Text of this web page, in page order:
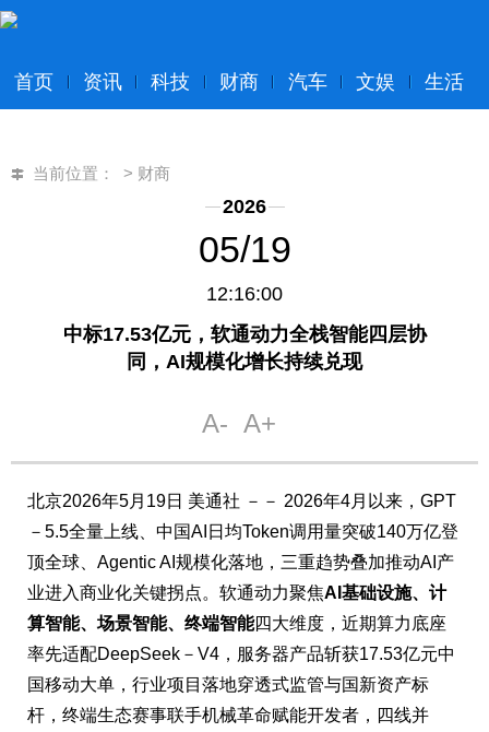
首页 资讯 科技 财商 汽车 文娱 生活
当前位置： > 财商
2026
05/19
12:16:00
中标17.53亿元，软通动力全栈智能四层协
同，AI规模化增长持续兑现
北京2026年5月19日 美通社 －－ 2026年4月以来，GPT
－5.5全量上线、中国AI日均Token调用量突破140万亿登
顶全球、Agentic AI规模化落地，三重趋势叠加推动AI产
业进入商业化关键拐点。软通动力聚焦AI基础设施、计
算智能、场景智能、终端智能四大维度，近期算力底座
率先适配DeepSeek－V4，服务器产品斩获17.53亿元中
国移动大单，行业项目落地穿透式监管与国新资产标
杆，终端生态赛事联手机械革命赋能开发者，四线并